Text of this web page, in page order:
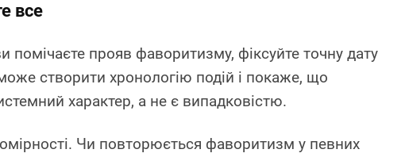
все
помічаєте прояв фаворитизму, фіксуйте точну дату
створити хронологію подій і покаже, що
характер, а не є випадковістю.
Чи повторюється фаворитизм у певних